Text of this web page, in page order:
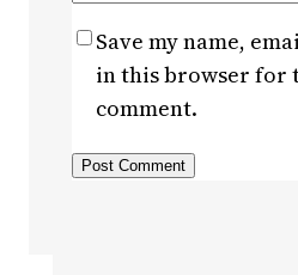
Save my name,
in this browser for
comment.